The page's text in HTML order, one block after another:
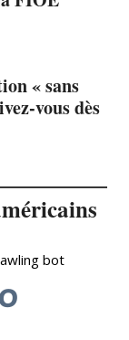
« sans
vous dès